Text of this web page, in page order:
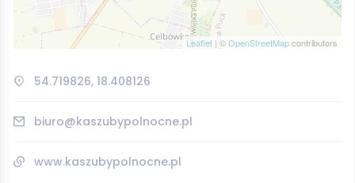
Leaflet | ©OpenStreetMapcontributors
54.719826, 18.408126
biuro@kaszubypolnocne.pl
www.kaszubypolnocne.pl